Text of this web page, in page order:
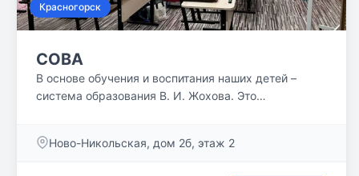
Красногорск
СОВА
В основе обучения и воспитания наших детей –
система образования В. И. Жохова. Это
Главная идея – сохранить творческий потенциал
Ново-Никольская, дом 2б, этаж 2